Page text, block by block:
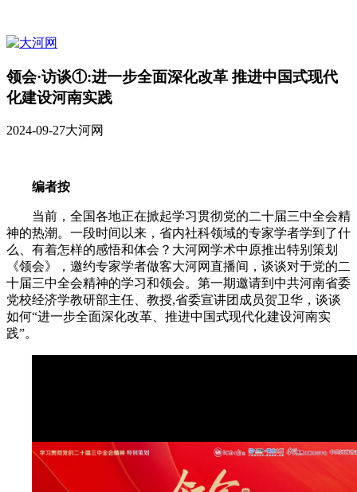
领会·访谈①:进一步全面深化改革 推进中国式现代
化建设河南实践
2024-09-27大河网
编者按
当前，全国各地正在掀起学习贯彻党的二十届三中全会精
神的热潮。一段时间以来，省内社科领域的专家学者学到了什
么、有着怎样的感悟和体会？大河网学术中原推出特别策划
《领会》，邀约专家学者做客大河网直播间，谈谈对于党的二
十届三中全会精神的学习和领会。第一期邀请到中共河南省委
党校经济学教研部主任、教授,省委宣讲团成员贺卫华，谈谈
如何“进一步全面深化改革、推进中国式现代化建设河南实
践”。